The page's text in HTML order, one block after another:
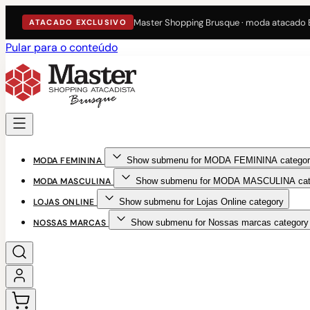
ATACADO EXCLUSIVO Master Shopping Brusque · moda atacado
Pular para o conteúdo
MODA FEMININA Show submenu for MODA FEMININA
MODA MASCULINA Show submenu for MODA MASCULINA
LOJAS ONLINE Show submenu for Lojas Online category
NOSSAS MARCAS Show submenu for Nossas marcas category